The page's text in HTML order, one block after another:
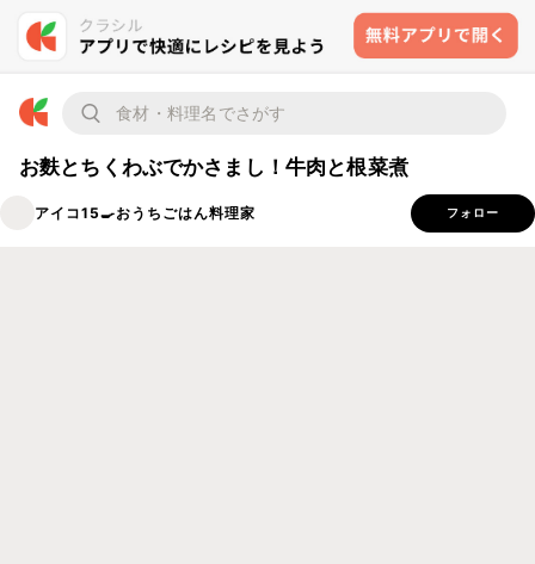
お麩とちくわぶでかさまし！牛肉と根菜煮
アイコ15🍳おうちごはん料理家 フォロー